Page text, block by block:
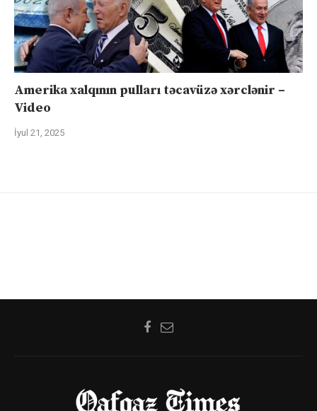
Amerika xalqının pulları təcavüzə xərclənir –
Video
İyul 21, 2025